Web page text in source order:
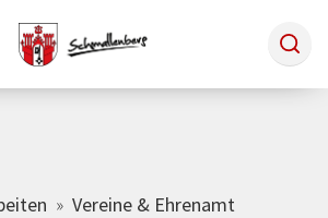
Vereine & Ehrenamt